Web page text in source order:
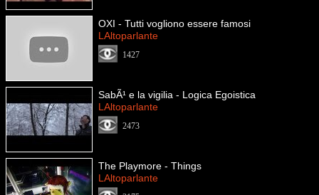
OXI - Tutti vogliono essere famosi
LAltoparlante
1427
SabÃ¹ e la vigilia - Logica Egoistica
LAltoparlante
2473
The Playmore - Things
LAltoparlante